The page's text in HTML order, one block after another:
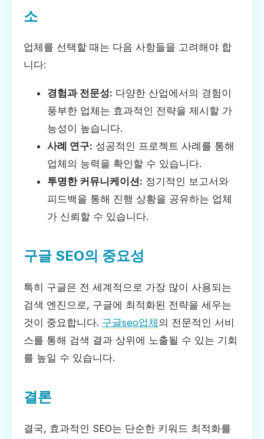
소
업체를 선택할 때는 다음 사항들을 고려해야 합
니다:
경험과 전문성: 다양한 산업에서의 경험이
풍부한 업체는 효과적인 전략을 제시할 가
능성이 높습니다.
사례 연구: 성공적인 프로젝트 사례를 통해
업체의 능력을 확인할 수 있습니다.
투명한 커뮤니케이션: 정기적인 보고서와
피드백을 통해 진행 상황을 공유하는 업체
가 신뢰할 수 있습니다.
구글 SEO의 중요성
특히 구글은 전 세계적으로 가장 많이 사용되는
검색 엔진으로, 구글에 최적화된 전략을 세우는
것이 중요합니다. 구글seo업체 의 전문적인 서비
스를 통해 검색 결과 상위에 노출될 수 있는 기회
를 높일 수 있습니다.
결론
결국, 효과적인 SEO는 단순한 키워드 최적화를